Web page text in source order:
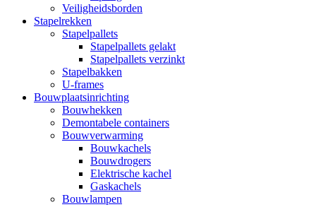
Veiligheidsborden
Stapelrekken
Stapelpallets
Stapelpallets gelakt
Stapelpallets verzinkt
Stapelbakken
U-frames
Bouwplaatsinrichting
Bouwhekken
Demontabele containers
Bouwverwarming
Bouwkachels
Bouwdrogers
Elektrische kachel
Gaskachels
Bouwlampen